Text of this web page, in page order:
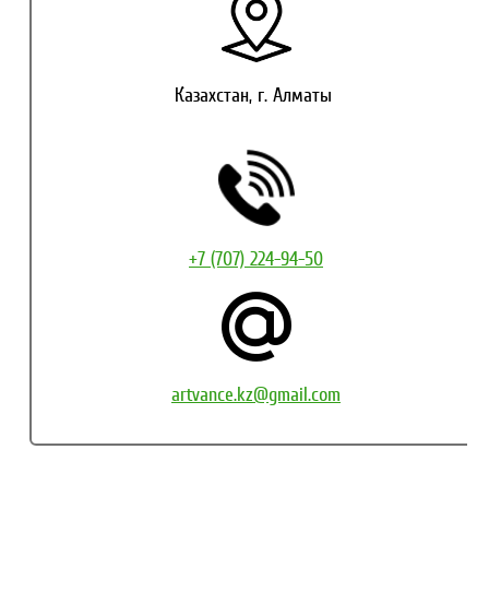
Казахстан, г. Алматы
+7 (707) 224-94-50
artvance.kz@gmail.com